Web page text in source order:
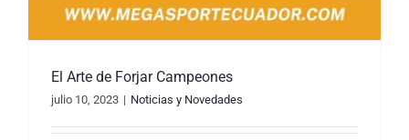
El Arte de Forjar Campeones
julio 10, 2023 | Noticias y Novedades